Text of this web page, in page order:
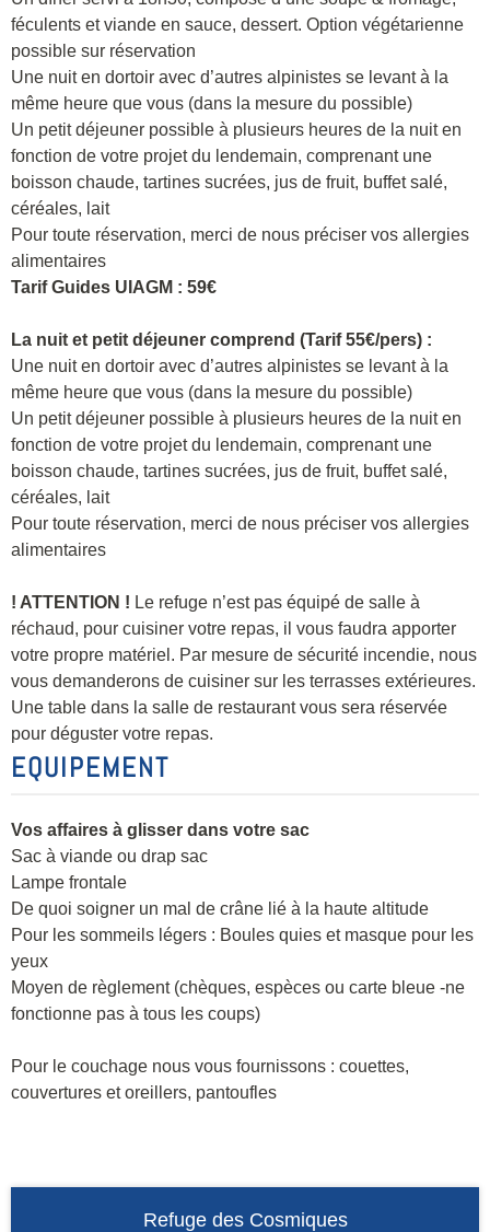
féculents et viande en sauce, dessert. Option végétarienne
possible sur réservation
Une nuit en dortoir avec d’autres alpinistes se levant à la
même heure que vous (dans la mesure du possible)
Un petit déjeuner possible à plusieurs heures de la nuit en
fonction de votre projet du lendemain, comprenant une
boisson chaude, tartines sucrées, jus de fruit, buffet salé,
céréales, lait
Pour toute réservation, merci de nous préciser vos allergies
alimentaires
Tarif Guides UIAGM : 59€
La nuit et petit déjeuner comprend (Tarif 55€/pers) :
Une nuit en dortoir avec d’autres alpinistes se levant à la
même heure que vous (dans la mesure du possible)
Un petit déjeuner possible à plusieurs heures de la nuit en
fonction de votre projet du lendemain, comprenant une
boisson chaude, tartines sucrées, jus de fruit, buffet salé,
céréales, lait
Pour toute réservation, merci de nous préciser vos allergies
alimentaires
! ATTENTION ! Le refuge n’est pas équipé de salle à
réchaud, pour cuisiner votre repas, il vous faudra apporter
votre propre matériel. Par mesure de sécurité incendie, nous
vous demanderons de cuisiner sur les terrasses extérieures.
Une table dans la salle de restaurant vous sera réservée
pour déguster votre repas.
EQUIPEMENT
Vos affaires à glisser dans votre sac
Sac à viande ou drap sac
Lampe frontale
De quoi soigner un mal de crâne lié à la haute altitude
Pour les sommeils légers : Boules quies et masque pour les
yeux
Moyen de règlement (chèques, espèces ou carte bleue -ne
fonctionne pas à tous les coups)
Pour le couchage nous vous fournissons : couettes,
couvertures et oreillers, pantoufles
Refuge des Cosmiques